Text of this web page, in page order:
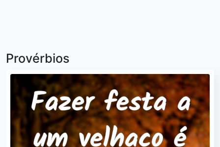
Provérbios